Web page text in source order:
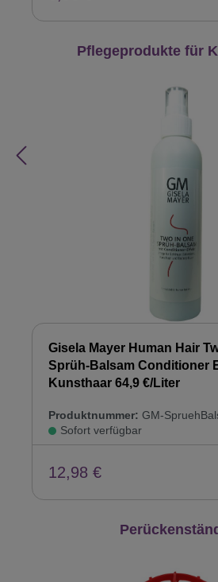
Produktgalerie überspringen
Pflegeprodukte für
Gisela Mayer Human Hair
Sprüh-Balsam Conditioner
Kunsthaar 64,9 €/Liter
Produktnummer: GM-
Sofort verfügbar
12,98 €
Produktgalerie überspringen